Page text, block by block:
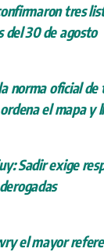
tres
del 30 de agosto
norma oficial
el mapa y
Sadir exige
el mayor